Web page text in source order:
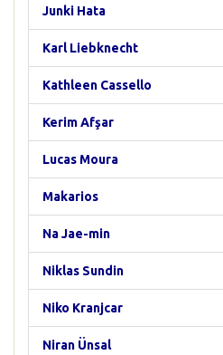
Junki Hata
Karl Liebknecht
Kathleen Cassello
Kerim Afşar
Lucas Moura
Makarios
Na Jae-min
Niklas Sundin
Niko Kranjcar
Niran Ünsal